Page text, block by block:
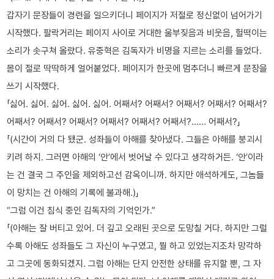
갑자기 문장들이 경련을 일으키더니 페이지가 저절로 정신없이 넘어가기
시작했다. 팔락거리는 페이지 사이로 거대한 울부짖음과 비웃음, 헐떡이는
소리가 솟구쳐 올랐다. 유중혁은 김독자가 비명을 지르는 소리를 들었다.
몸이 절로 딱딱하게 얼어붙었다. 페이지가 한곳에 멈추더니 빠르게 문장을
쓰기 시작했다.
「싫어. 싫어. 싫어. 싫어. 싫어. 어째서? 어째서? 어째서? 어째서? 어째서?
어째서? 어째서? 어째서? 어째서? 어째서? 어째서?…… 어째서?」
「(시간이 거의 다 됐군. 성좌들이 아해를 찾아냈다. 그들은 아해를 붕괴시
키려 하지. 그러면 아해의 ‘안’에서 벗어날 수 있다고 생각하거든. ‘안’이라
는 건 결국 그 주인을 제외하고선 감옥이니까. 하지만 애석하게도, 그놈들
이 망치는 건 아해의 기록에 불과해.)」
“그럼 이건 침식 중인 김독자의 기억인가.”
「(아해는 잘 버티고 있어. 더 깊고 오래된 곳으로 도망칠 거다. 하지만 그럴
수록 아해도 성좌들도 그 자신이 누구였고, 뭘 하고 있었는지조차 망각하
고 그곳에 동화되겠지. 그럼 아해는 단지 안전한 상태를 유지할 뿐, 그 자